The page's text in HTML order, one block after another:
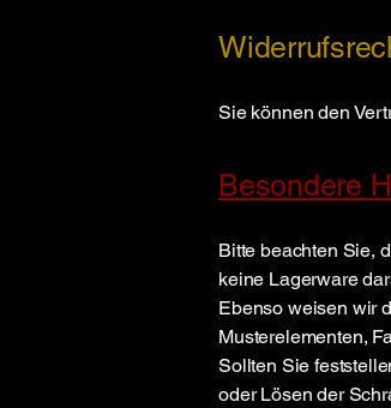
Sie können den
Besondere
Bitte beachten Sie,
keine Lagerware
Ebenso weisen wir
Musterelementen,
Sollten Sie
oder Lösen der